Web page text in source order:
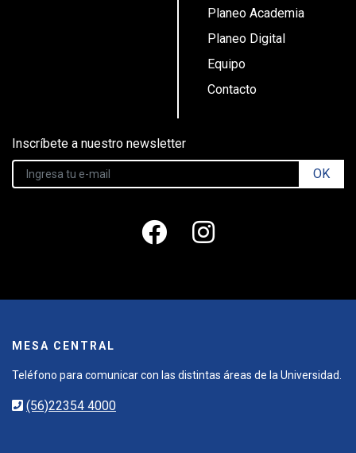
Planeo Academia
Planeo Digital
Equipo
Contacto
Inscríbete a nuestro newsletter
OK
MESA CENTRAL
Teléfono para comunicar con las distintas áreas de la Universidad.
(56)22354 4000